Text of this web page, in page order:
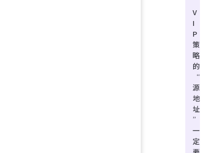
V
I
P
策
略
的
“
源
地
址
”
一
定